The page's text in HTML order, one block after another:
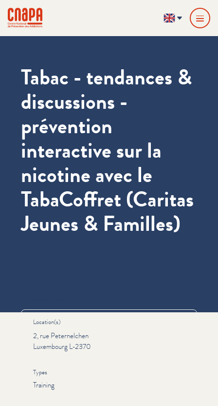
cnapa
EN
Tabac - tendances &
discussions -
prévention
interactive sur la
nicotine avec le
TabaCoffret (Caritas
Jeunes & Familles)
Location(s)
2, rue Peternelchen
Luxembourg L-2370
Types
Training